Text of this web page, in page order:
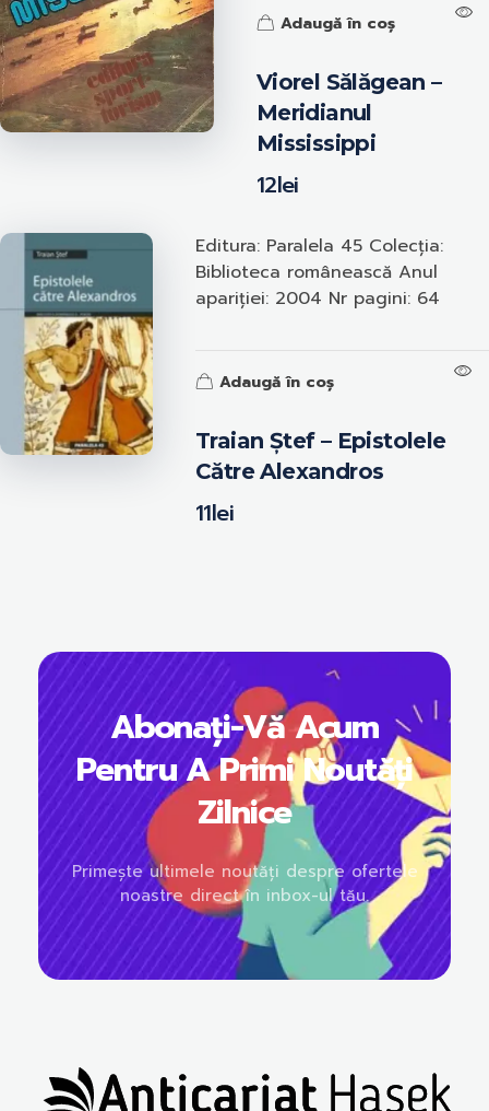
Viorel Sălăgean –
Meridianul
Mississippi
12lei
Adaugă în coș
Traian Ștef – Epistolele
Către Alexandros
11lei
Editura: Paralela 45 Colecția:
Biblioteca românească Anul
apariției: 2004 Nr pagini: 64
Adaugă în coș
Abonați-Vă Acum
Pentru A Primi Noutăți
Zilnice
Primește ultimele noutăți despre ofertele
noastre direct în inbox-ul tău.